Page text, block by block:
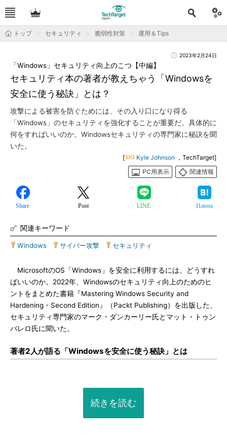
トップ セキュリティ 脆弱性対策 運用＆Tips
2023年2月24日
セキュリティ本の著者が教えちゃう「Windowsを
安全に使う秘訣」とは？
「Windows」セキュリティ向上のこつ【中編】
攻撃による被害を防ぐためには、その入り口になり得る
「Windows」のセキュリティを強化することが重要だ。具体的に
何をすればいいのか。Windowsセキュリティの専門家に秘訣を聞
いた。
[ Kyle Johnson ，TechTarget]
PC用表示
関連情報
Share Post LINE Hatena
関連キーワード
Windows サイバー攻撃 セキュリティ
MicrosoftのOS「Windows」を安全に利用するには、どうすれ
ばいいのか。2022年、Windowsのセキュリティ向上のためのヒ
ントをまとめた書籍『Mastering Windows Security and
Hardening - Second Edition』（Packt Publishing）を出版した、
セキュリティ専門家のマーク・ダンカーリー氏とマット・トゥン
バレロ氏に聞いた。
著者2人が語る「Windowsを安全に使う秘訣」とは
続きを読む